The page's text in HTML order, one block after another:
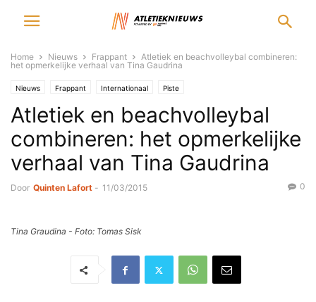
Home Nieuws Frappant
Atletiek en beachvolleybal combineren:
het opmerkelijke verhaal van Tina Gaudrina
Nieuws Frappant Internationaal Piste
Atletiek en beachvolleybal
combineren: het opmerkelijke
verhaal van Tina Gaudrina
Door Quinten Lafort - 11/03/2015 0
Tina Graudina - Foto: Tomas Sisk